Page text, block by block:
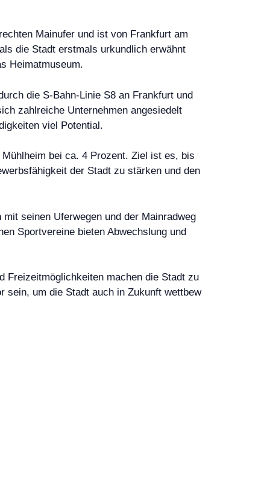
Mainufer und ist von Frankfurt am
die Stadt erstmals urkundlich erwähnt
Heimatmuseum.
die S-Bahn-Linie S8 an Frankfurt und
zahlreiche Unternehmen angesiedelt
viel Potential.
bei ca. 4 Prozent. Ziel ist es, bis
der Stadt zu stärken und den
seinen Uferwegen und der Mainradweg
Sportvereine bieten Abwechslung und
Freizeitmöglichkeiten machen die Stadt zu
sein, um die Stadt auch in Zukunft wettbew